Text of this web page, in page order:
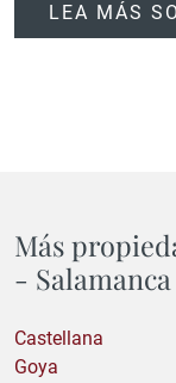
LEA MÁS
Más
- Salamanca
Castellana
Goya